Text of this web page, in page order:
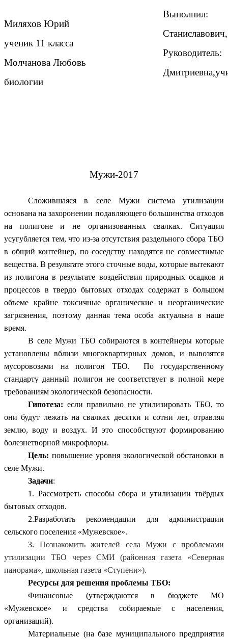
Выполнил:
Миляхов Юрий
Станиславович,
ученик 11 класса
Руководитель:
Молчанова Любовь
биологии
Мужи-2017
Сложившаяся в селе Мужи система утилизации
основана на захоронении подавляющего большинства отходов
на полигоне и не организованных свалках. Ситуация
усугубляется тем, что из-за отсутствия раздельного сбора ТБО
в общий контейнер, по соседству находятся не совместимые
вещества. В результате этого сточные воды, которые вытекают
из полигона в результате воздействия природных осадков и
процессов в твердо бытовых отходах содержат в большом
объеме крайне токсичные органические и неорганические
загрязнения, поэтому данная тема особа актуальна в наше
время.
В селе Мужи ТБО собираются в контейнеры которые
установлены вблизи многоквартирных домов, и вывозятся
мусоровозами на полигон ТБО. По государственному
стандарту данный полигон не соответствует в полной мере
требованиям экологической безопасности.
Гипотеза: если правильно не утилизировать ТБО, то
они будут лежать на свалках десятки и сотни лет, отравляя
землю, воду и воздух. И это способствуют формированию
болезнетворной микрофлоры.
Цель: повышение уровня экологической обстановки в
селе Мужи.
Задачи:
1. Рассмотреть способы сбора и утилизации твёрдых
бытовых отходов.
2.Разработать рекомендации для администрации
сельского поселения «Мужевское».
3. Познакомить жителей села Мужи с проблемами
утилизации ТБО через СМИ (районная газета «Северная
панорама», школьная газета «Ступени»).
Ресурсы для решения проблемы ТБО:
Финансовые (утверждаются в бюджете МО
«Мужевское» и средства собираемые с населения,
организаций).
Материальные (на базе муниципального предприятия